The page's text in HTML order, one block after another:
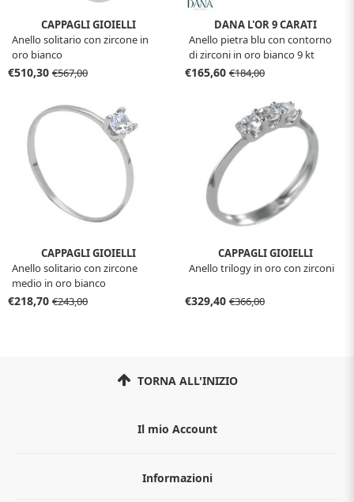
CAPPAGLI GIOIELLI
Anello solitario con zircone in
oro bianco
€510,30 €567,00
DANA L'OR 9 CARATI
Anello pietra blu con contorno
di zirconi in oro bianco 9 kt
€165,60 €184,00
CAPPAGLI GIOIELLI
Anello solitario con zircone
medio in oro bianco
€218,70 €243,00
CAPPAGLI GIOIELLI
Anello trilogy in oro con zirconi
€329,40 €366,00
TORNA ALL'INIZIO
Il mio Account
Informazioni